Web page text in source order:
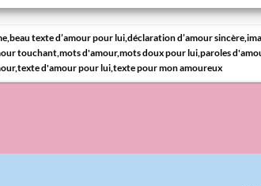
, beau texte d’amour pour lui, déclaration d’amour sincère,
touchant, mots d'amour,mots doux pour lui, paroles
,texte d'amour pour lui, texte pour mon amoureux